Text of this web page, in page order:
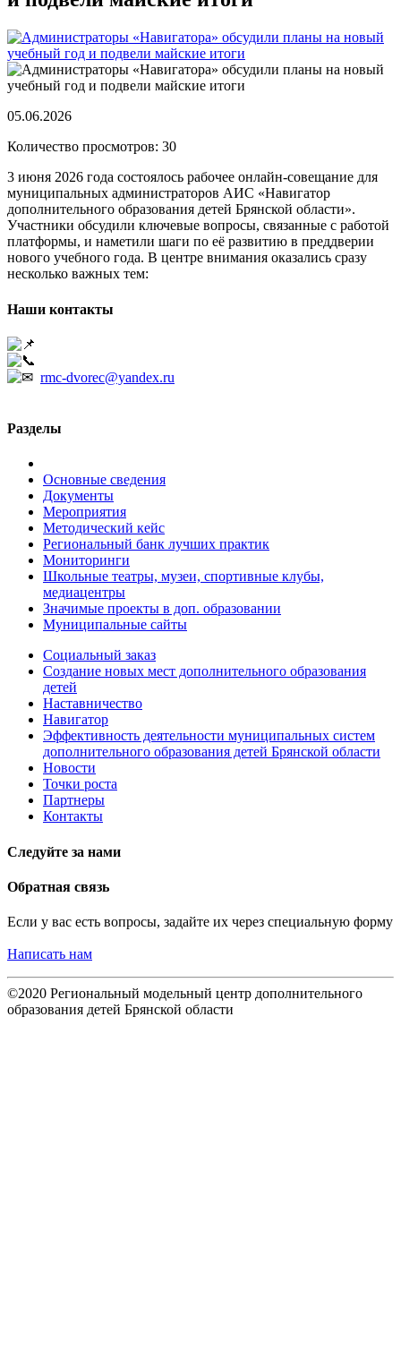
05.06.2026
Количество просмотров: 30
3 июня 2026 года состоялось рабочее онлайн-совещание для
муниципальных администраторов АИС «Навигатор
дополнительного образования детей Брянской области».
Участники обсудили ключевые вопросы, связанные с работой
платформы, и наметили шаги по её развитию в преддверии
нового учебного года. В центре внимания оказались сразу
несколько важных тем:
Наши контакты
rmc-dvorec@yandex.ru
Разделы
Основные сведения
Документы
Мероприятия
Методический кейс
Региональный банк лучших практик
Мониторинги
Школьные театры, музеи, спортивные клубы,
медиацентры
Значимые проекты в доп. образовании
Муниципальные сайты
Социальный заказ
Создание новых мест дополнительного образования
детей
Наставничество
Навигатор
Эффективность деятельности муниципальных систем
дополнительного образования детей Брянской области
Новости
Точки роста
Партнеры
Контакты
Следуйте за нами
Обратная связь
Если у вас есть вопросы, задайте их через специальную форму
Написать нам
©2020 Региональный модельный центр дополнительного
образования детей Брянской области